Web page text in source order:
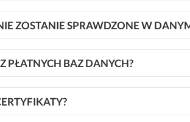
ZOSTANIE SPRAWDZONE W
PŁATNYCH BAZ DANYCH?